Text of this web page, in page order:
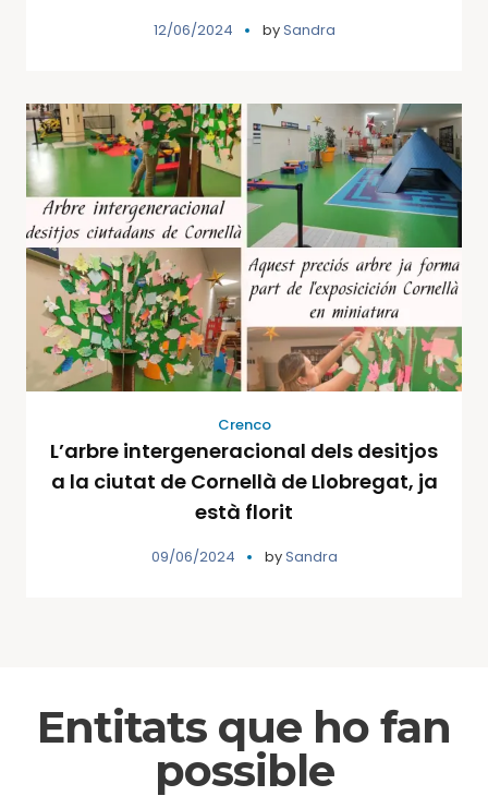
12/06/2024 bySandra
Crenco
L’arbre intergeneracional dels desitjos
a la ciutat de Cornellà de Llobregat, ja
està florit
09/06/2024 bySandra
Entitats que ho fan
possible